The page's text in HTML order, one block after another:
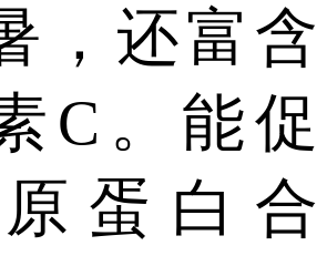
，还富含
C。能促
蛋白合